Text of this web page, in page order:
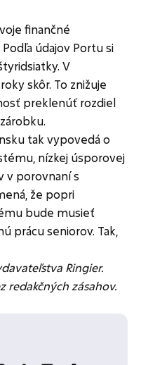
finančné
údajov Portu si
V
skôr. To znižuje
preklenúť rozdiel
tak vypovedá o
nízkej úsporovej
v porovnaní s
že popri
bude musieť
prácu seniorov. Tak,
Ringier.
redakčných zásahov.